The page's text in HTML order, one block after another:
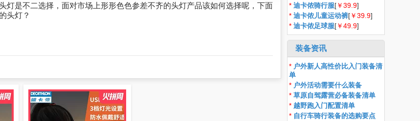
灯是不二选择，面对市场上形形色色参差不齐的头灯产品该如何选择呢，下面
头灯？
* 迪卡侬骑行服[￥39.9]
* 迪卡侬儿童运动裤[￥39.9]
* 迪卡侬足球服[￥49.9]
装备资讯
* 户外新人高性价比入门装备清
单
* 户外活动需要什么装备
* 草原自驾露营必备装备清单
* 越野跑入门配置清单
* 自行车骑行装备的选购要点